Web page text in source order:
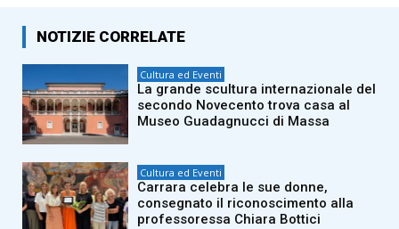
NOTIZIE CORRELATE
Cultura ed Eventi
La grande scultura internazionale del
secondo Novecento trova casa al
Museo Guadagnucci di Massa
Cultura ed Eventi
Carrara celebra le sue donne,
consegnato il riconoscimento alla
professoressa Chiara Bottici